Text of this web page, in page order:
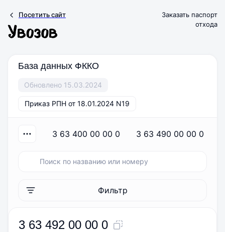
Посетить сайт
Заказать паспорт
отхода
База данных ФККО
Обновлено 15.03.2024
Приказ РПН от 18.01.2024 N19
3 63 400 00 00 0 3 63 490 00 00 0
Фильтр
3 63 492 00 00 0